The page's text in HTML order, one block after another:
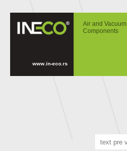
ALITA vazdušne linearne pumpeAir and Vacuum
Components
www.in-eco.rs